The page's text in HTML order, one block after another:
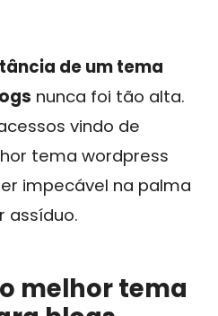
de um tema
nunca foi tão alta.
vindo de
tema wordpress
impecável na palma
assíduo.
melhor tema